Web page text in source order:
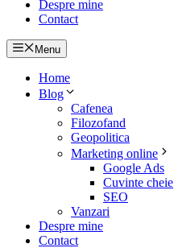
Despre mine
Contact
Menu
Home
Blog
Cafenea
Filozofand
Geopolitica
Marketing online
Google Ads
Cuvinte cheie
SEO
Vanzari
Despre mine
Contact